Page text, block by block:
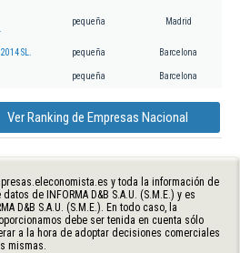
pequeña Madrid
SL. pequeña Barcelona
pequeña Barcelona
Ver Ranking de Empresas Nacional
y toda la información de
de INFORMA D&B S.A.U. (S.M.E.) y es
D&B S.A.U. (S.M.E.). En todo caso, la
debe ser tenida en cuenta sólo
a la hora de adoptar decisiones comerciales
mismas.